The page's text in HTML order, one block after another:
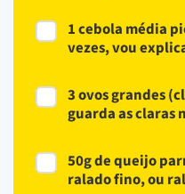
1 cebola média
vezes, vou
3 ovos grandes
guarda as claras
50g de queijo
ralado fino, ou